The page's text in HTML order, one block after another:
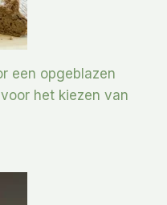
een opgeblazen
het kiezen van